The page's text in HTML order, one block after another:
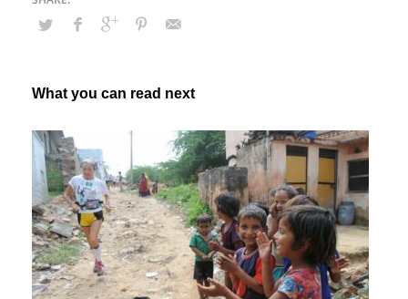
What you can read next